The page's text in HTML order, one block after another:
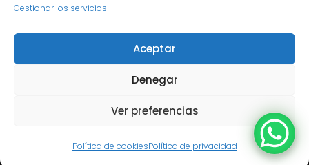
Gestionar los servicios
Aceptar
Denegar
Ver preferencias
Política de cookiesPolítica de privacidad
Inicio
Quiénes somos
Política de privacidad
Política de cookies
Contacto
© Copyright - Olmedo Luthier | Diseñado por Evolink360